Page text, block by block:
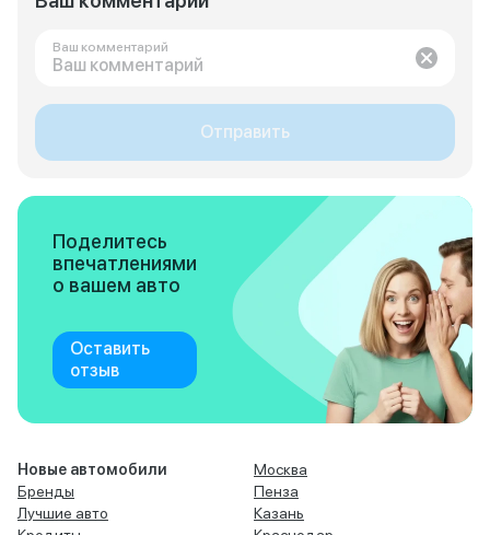
Ваш комментарий
Отправить
Поделитесь
впечатлениями
о вашем авто
Оставить
отзыв
Новые автомобили
Бренды
Лучшие авто
Москва
Пенза
Казань